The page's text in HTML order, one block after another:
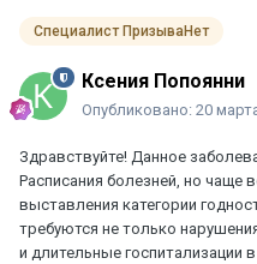
Специалист ПризываНет
Ксения Попоянни
Опубликовано: 20
Здравствуйте! Данное
Расписания болезней, но чаще
выставления категории
требуются не только
и длительные госпитализации